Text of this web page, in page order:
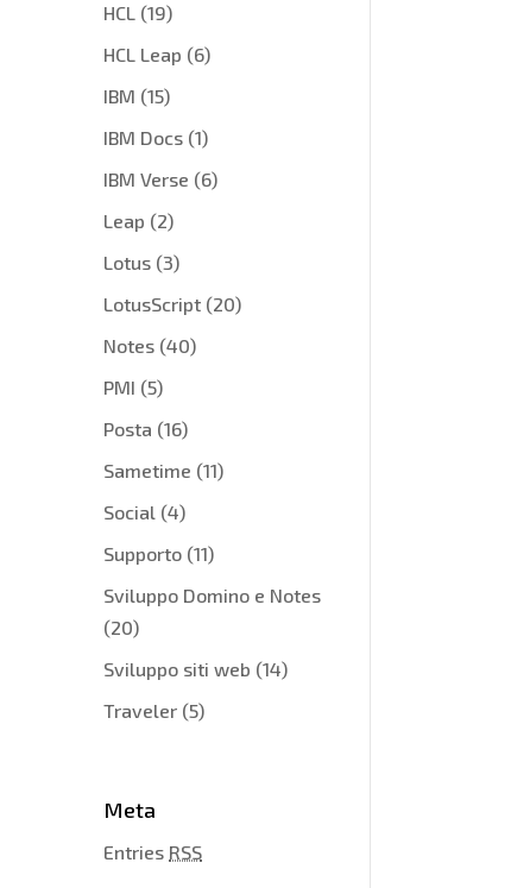
HCL (19)
HCL Leap (6)
IBM (15)
IBM Docs (1)
IBM Verse (6)
Leap (2)
Lotus (3)
LotusScript (20)
Notes (40)
PMI (5)
Posta (16)
Sametime (11)
Social (4)
Supporto (11)
Sviluppo Domino e Notes
(20)
Sviluppo siti web (14)
Traveler (5)
Meta
Entries RSS